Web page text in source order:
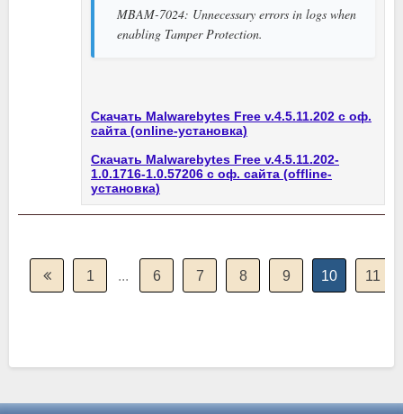
MBAM-7024: Unnecessary errors in logs when
enabling Tamper Protection.
Скачать Malwarebytes Free v.4.5.11.202 с оф.
сайта (online-установка)
Скачать Malwarebytes Free v.4.5.11.202-
1.0.1716-1.0.57206 с оф. сайта (offline-
установка)
1 ... 6 7 8 9 10 11